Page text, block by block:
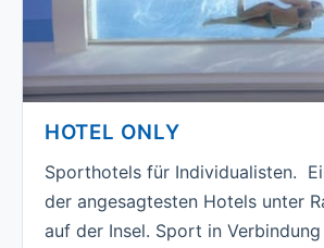
HOTEL ONLY
Sporthotels für Individualisten.
der angesagtesten Hotels unter
auf der Insel. Sport in